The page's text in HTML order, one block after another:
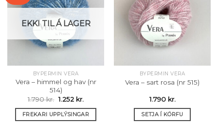
EKKI TIL Á LAGER
BYPERMIN VERA
Vera – himmel og hav (nr
514)
1.790kr. Original
was:
1.790 kr..
1.252 kr.
is:
1.252 kr..
FREKARI UPPLÝSINGAR
Setja á
óskalista
BYPERMIN VERA
Vera – sart rosa (nr 515)
1.790 kr.
SETJA Í KÖRFU